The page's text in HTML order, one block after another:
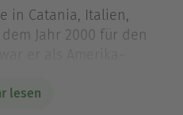
in Catania, Italien,
Jahr 2000 für den
tätig. 2015
lesen